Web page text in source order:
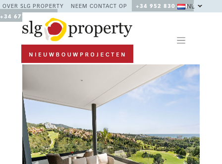
OVER SLG PROPERTY NEEM CONTACT OP
+34 952 830 378 /
+34 677 670 480
NL